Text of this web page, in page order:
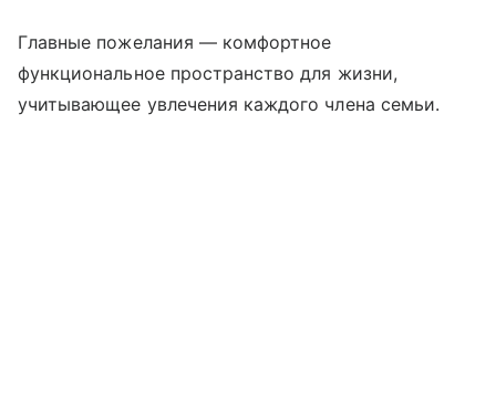
Главные пожелания — комфортное
функциональное пространство для жизни,
учитывающее увлечения каждого члена семьи.